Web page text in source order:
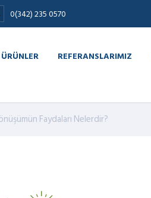
0(342) 235 0570
ÜRÜNLER REFERANSLARIMIZ
Faydaları Nelerdir?